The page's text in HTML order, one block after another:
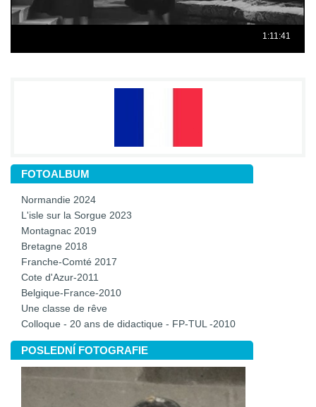
FOTOALBUM
Normandie 2024
L'isle sur la Sorgue 2023
Montagnac 2019
Bretagne 2018
Franche-Comté 2017
Cote d'Azur-2011
Belgique-France-2010
Une classe de rêve
Colloque - 20 ans de didactique - FP-TUL -2010
POSLEDNÍ FOTOGRAFIE